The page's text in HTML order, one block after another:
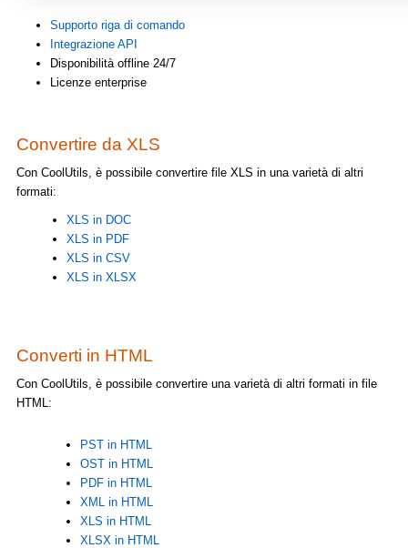
Supporto riga di comando
Integrazione API
Disponibilità offline 24/7
Licenze enterprise
Convertire da XLS
Con CoolUtils, è possibile convertire file XLS in una varietà di altri
formati:
XLS in DOC
XLS in PDF
XLS in CSV
XLS in XLSX
Converti in HTML
Con CoolUtils, è possibile convertire una varietà di altri formati in file
HTML:
PST in HTML
OST in HTML
PDF in HTML
XML in HTML
XLS in HTML
XLSX in HTML